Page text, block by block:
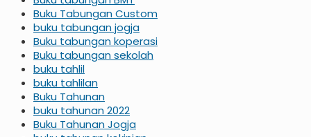
Buku Tabungan Custom
buku tabungan jogja
Buku tabungan koperasi
Buku tabungan sekolah
buku tahlil
buku tahlilan
Buku Tahunan
buku tahunan 2022
Buku Tahunan Jogja